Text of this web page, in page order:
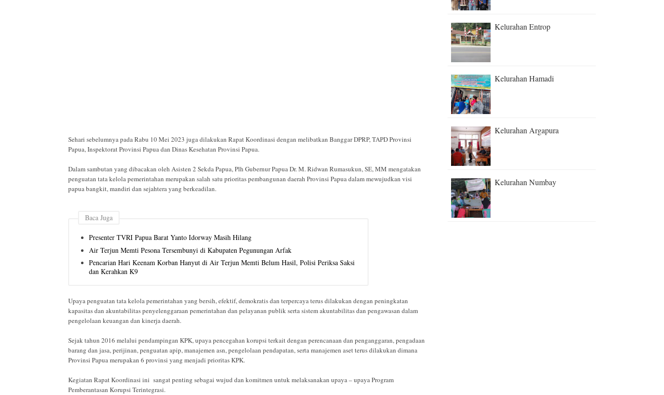
Sehari sebelumnya pada Rabu 10 Mei 2023 juga dilakukan Rapat Koordinasi dengan melibatkan Banggar DPRP, TAPD Provinsi
Papua, Inspektorat Provinsi Papua dan Dinas Kesehatan Provinsi Papua.
Dalam sambutan yang dibacakan oleh Asisten 2 Sekda Papua, Plh Gubernur Papua Dr. M. Ridwan Rumasukun, SE, MM mengatakan
penguatan tata kelola pemerintahan merupakan salah satu prioritas pembangunan daerah Provinsi Papua dalam mewujudkan visi
papua bangkit, mandiri dan sejahtera yang berkeadilan.
Baca Juga
Presenter TVRI Papua Barat Yanto Idorway Masih Hilang
Air Terjun Memti Pesona Tersembunyi di Kabupaten Pegunungan Arfak
Pencarian Hari Keenam Korban Hanyut di Air Terjun Memti Belum Hasil, Polisi Periksa Saksi
dan Kerahkan K9
Upaya penguatan tata kelola pemerintahan yang bersih, efektif, demokratis dan terpercaya terus dilakukan dengan peningkatan
kapasitas dan akuntabilitas penyelenggaraan pemerintahan dan pelayanan publik serta sistem akuntabilitas dan pengawasan dalam
pengelolaan keuangan dan kinerja daerah.
Sejak tahun 2016 melalui pendampingan KPK, upaya pencegahan korupsi terkait dengan perencanaan dan penganggaran, pengadaan
barang dan jasa, perijinan, penguatan apip, manajemen asn, pengelolaan pendapatan, serta manajemen aset terus dilakukan dimana
Provinsi Papua merupakan 6 provinsi yang menjadi prioritas KPK.
Kegiatan Rapat Koordinasi ini sangat penting sebagai wujud dan komitmen untuk melaksanakan upaya – upaya Program
Pemberantasan Korupsi Terintegrasi.
Kelurahan Entrop
Kelurahan Hamadi
Kelurahan Argapura
Kelurahan Numbay